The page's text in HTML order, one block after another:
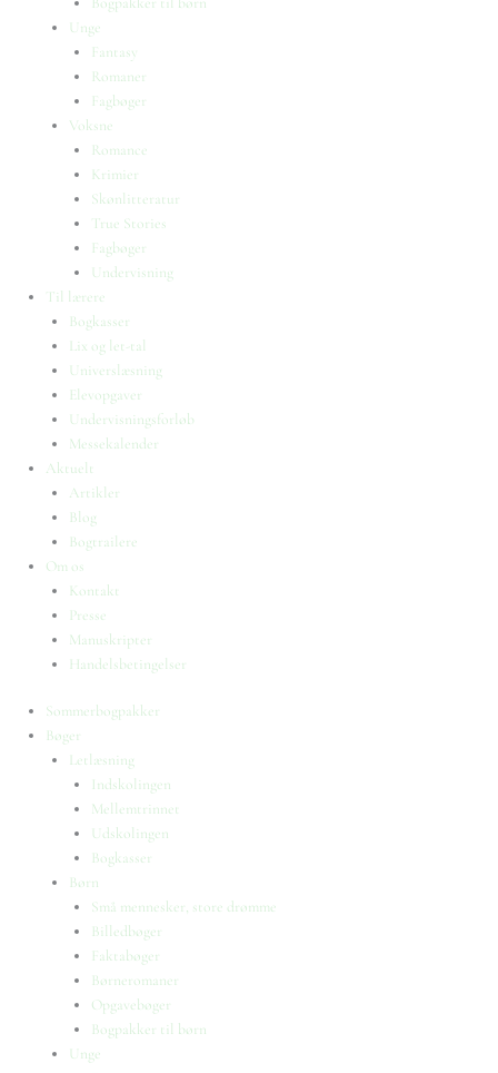
Unge
Fantasy
Romaner
Fagbøger
Voksne
Romance
Krimier
Skønlitteratur
True Stories
Fagbøger
Undervisning
Til lærere
Bogkasser
Lix og let-tal
Universlæsning
Elevopgaver
Undervisningsforløb
Messekalender
Aktuelt
Artikler
Blog
Bogtrailere
Om os
Kontakt
Presse
Manuskripter
Handelsbetingelser
Sommerbogpakker
Bøger
Letlæsning
Indskolingen
Mellemtrinnet
Udskolingen
Bogkasser
Børn
Små mennesker, store drømme
Billedbøger
Faktabøger
Børneromaner
Opgavebøger
Bogpakker til børn
Unge